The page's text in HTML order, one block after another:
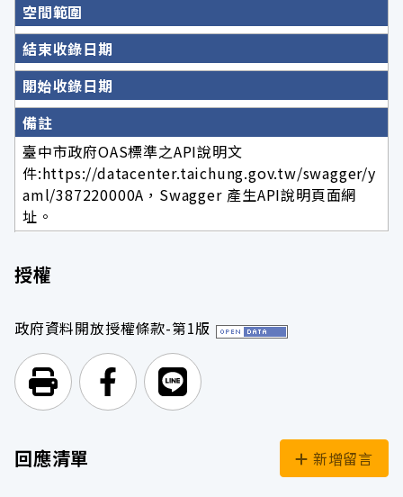
空間範圍
結束收錄日期
開始收錄日期
備註
臺中市政府OAS標準之API說明文
件:https://datacenter.taichung.gov.tw/swagger/y
aml/387220000A，Swagger 產生API說明頁面網
址。
授權
政府資料開放授權條款-第1版
列印頁面前往Facebook
前往Line
回應清單 新增留言